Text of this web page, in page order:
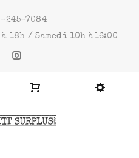
245-7084
18h / Samedi 10h à16:00